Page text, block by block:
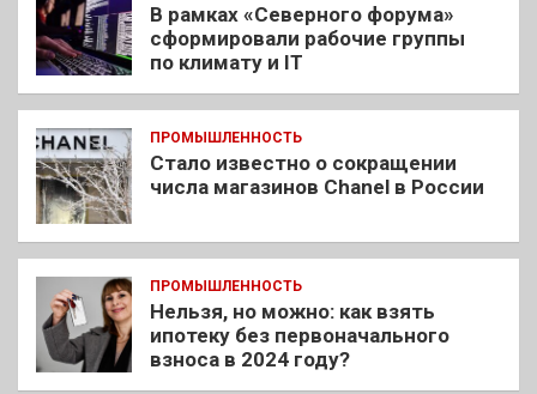
В рамках «Северного форума»
сформировали рабочие группы
по климату и IT
ПРОМЫШЛЕННОСТЬ
Стало известно о сокращении
числа магазинов Chanel в России
ПРОМЫШЛЕННОСТЬ
Нельзя, но можно: как взять
ипотеку без первоначального
взноса в 2024 году?